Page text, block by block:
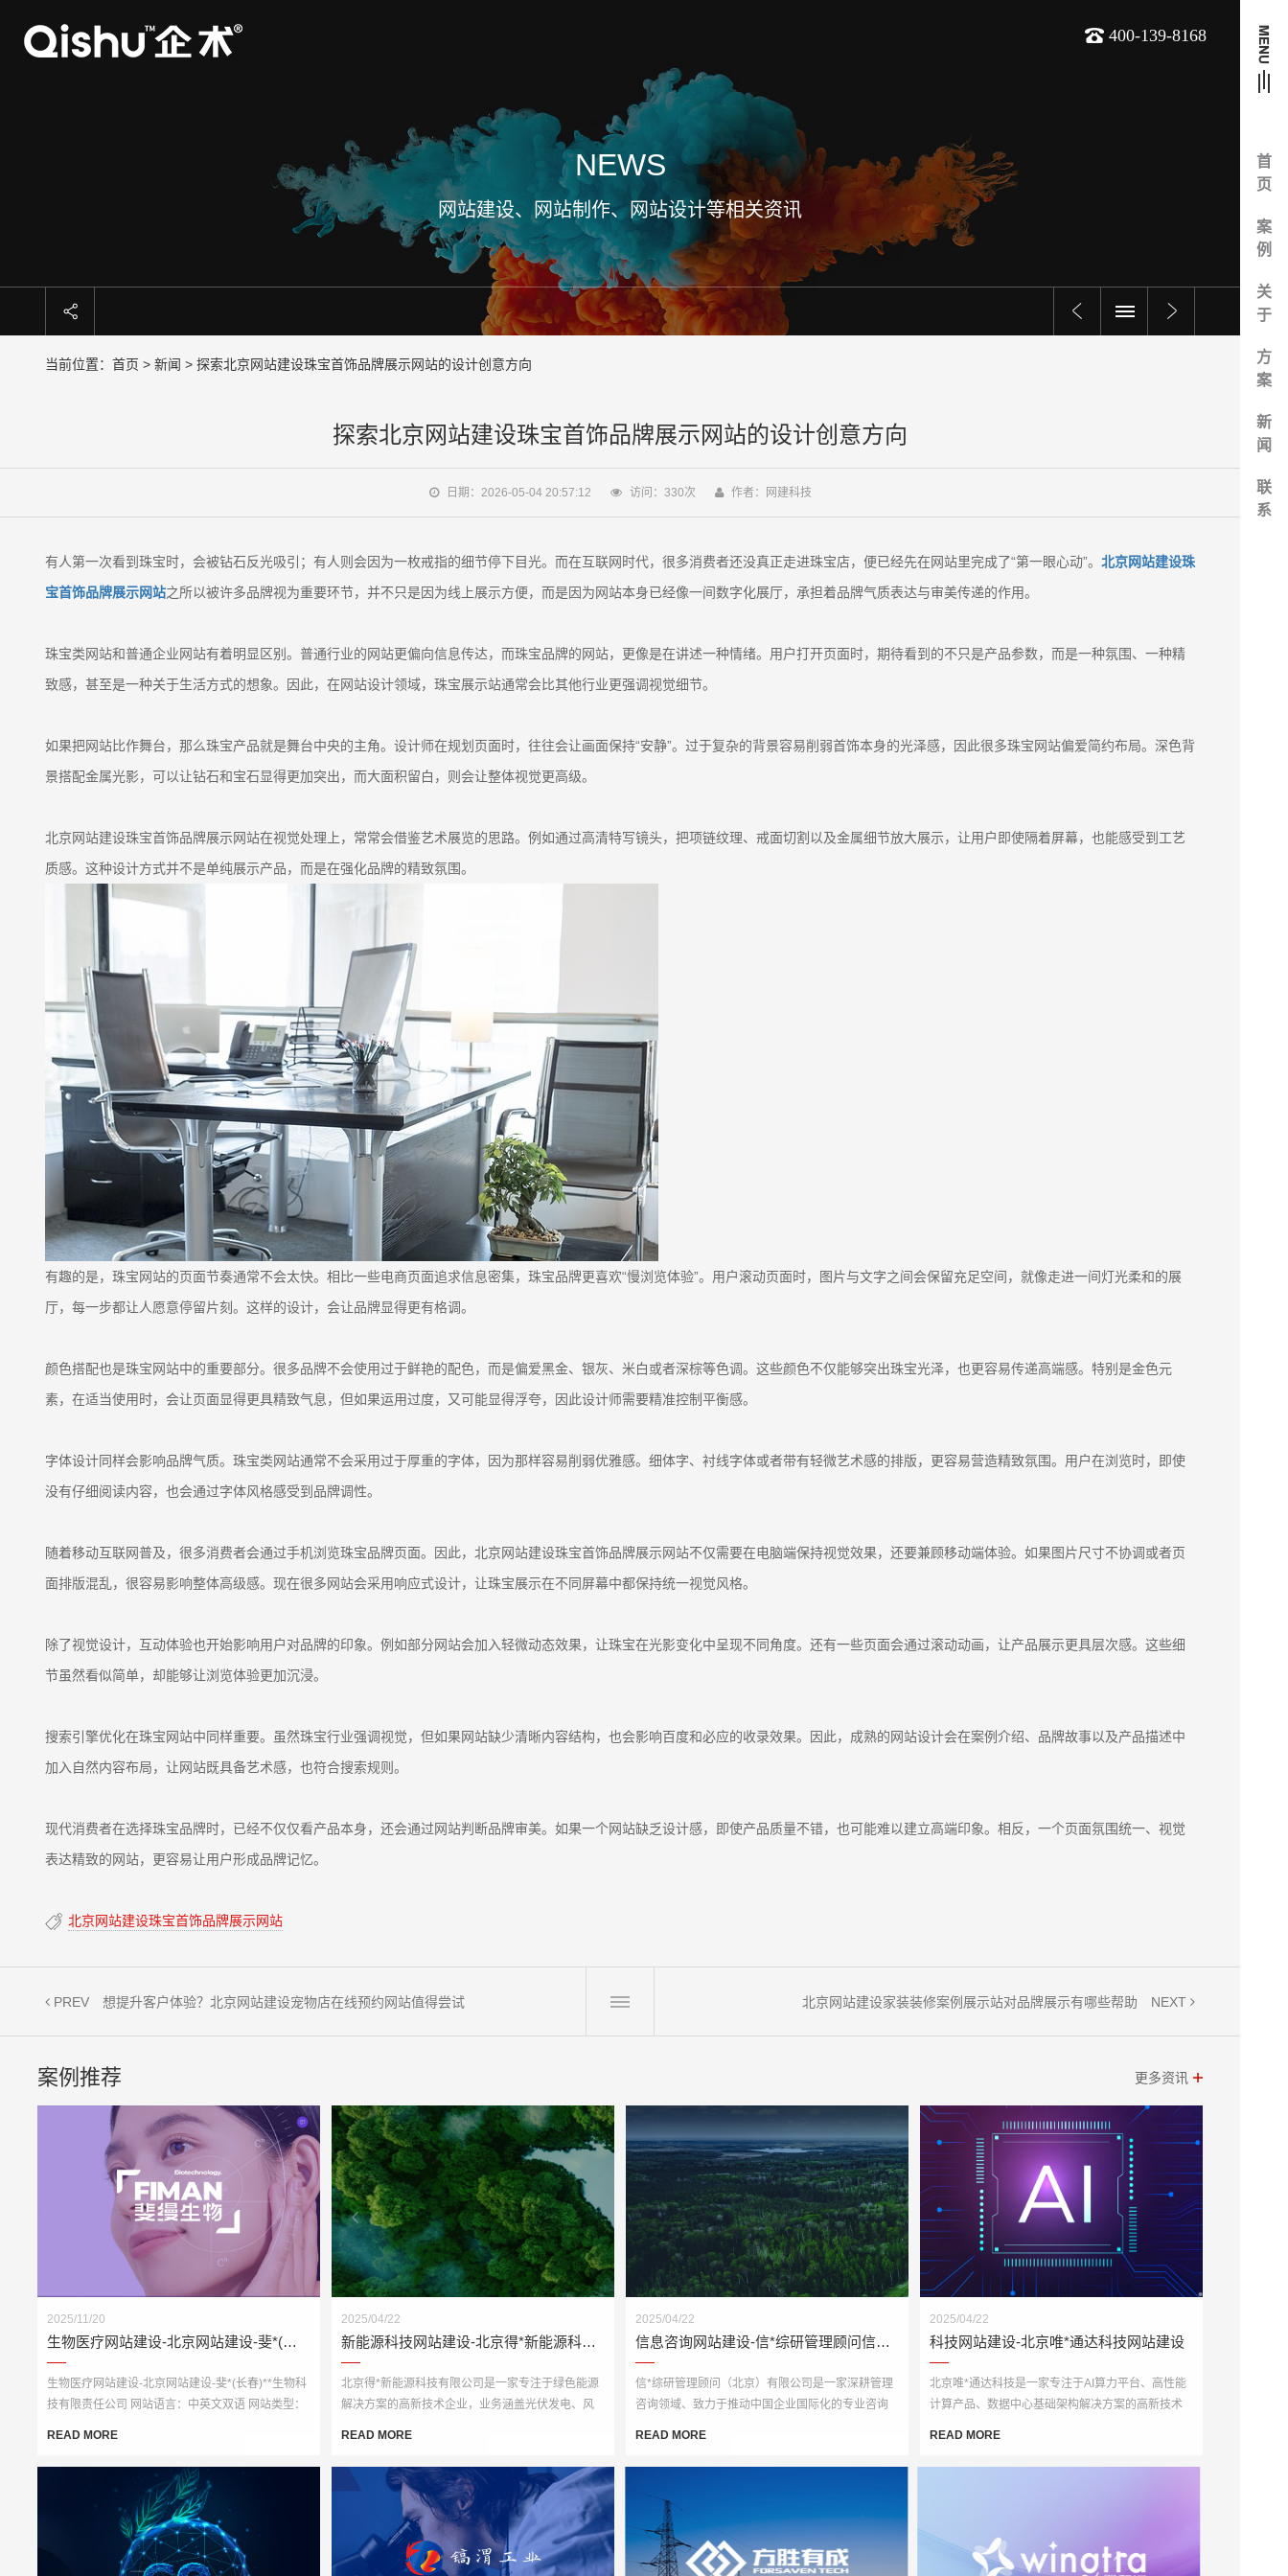
首
页
案
例
关
于
方
案
新
闻
联
系
400-139-8168
NEWS
网站建设、网站制作、网站设计等相关资讯
当前位置： 首页 > 新闻 > 探索北京网站建设珠宝首饰品牌展示网站的设计创意方向
探索北京网站建设珠宝首饰品牌展示网站的设计创意方向
日期：2026-05-04 20:57:12 访问： 330次 作者：网建科技
有人第一次看到珠宝时，会被钻石反光吸引；有人则会因为一枚戒指的细节停下目光。而在互联网时代，很多消费者还没真正走进珠宝店，便已经先在网站里完成了“第一眼心动”。 北京网站建设珠
宝首饰品牌展示网站之所以被许多品牌视为重要环节，并不只是因为线上展示方便，而是因为网站本身已经像一间数字化展厅，承担着品牌气质表达与审美传递的作用。
珠宝类网站和普通企业网站有着明显区别。普通行业的网站更偏向信息传达，而珠宝品牌的网站，更像是在讲述一种情绪。用户打开页面时，期待看到的不只是产品参数，而是一种氛围、一种精
致感，甚至是一种关于生活方式的想象。因此，在网站设计领域，珠宝展示站通常会比其他行业更强调视觉细节。
如果把网站比作舞台，那么珠宝产品就是舞台中央的主角。设计师在规划页面时，往往会让画面保持“安静”。过于复杂的背景容易削弱首饰本身的光泽感，因此很多珠宝网站偏爱简约布局。深色背
景搭配金属光影，可以让钻石和宝石显得更加突出，而大面积留白，则会让整体视觉更高级。
北京网站建设珠宝首饰品牌展示网站在视觉处理上，常常会借鉴艺术展览的思路。例如通过高清特写镜头，把项链纹理、戒面切割以及金属细节放大展示，让用户即使隔着屏幕，也能感受到工艺
质感。这种设计方式并不是单纯展示产品，而是在强化品牌的精致氛围。
有趣的是，珠宝网站的页面节奏通常不会太快。相比一些电商页面追求信息密集，珠宝品牌更喜欢“慢浏览体验”。用户滚动页面时，图片与文字之间会保留充足空间，就像走进一间灯光柔和的展
厅，每一步都让人愿意停留片刻。这样的设计，会让品牌显得更有格调。
颜色搭配也是珠宝网站中的重要部分。很多品牌不会使用过于鲜艳的配色，而是偏爱黑金、银灰、米白或者深棕等色调。这些颜色不仅能够突出珠宝光泽，也更容易传递高端感。特别是金色元
素，在适当使用时，会让页面显得更具精致气息，但如果运用过度，又可能显得浮夸，因此设计师需要精准控制平衡感。
字体设计同样会影响品牌气质。珠宝类网站通常不会采用过于厚重的字体，因为那样容易削弱优雅感。细体字、衬线字体或者带有轻微艺术感的排版，更容易营造精致氛围。用户在浏览时，即使
没有仔细阅读内容，也会通过字体风格感受到品牌调性。
随着移动互联网普及，很多消费者会通过手机浏览珠宝品牌页面。因此，北京网站建设珠宝首饰品牌展示网站不仅需要在电脑端保持视觉效果，还要兼顾移动端体验。如果图片尺寸不协调或者页
面排版混乱，很容易影响整体高级感。现在很多网站会采用响应式设计，让珠宝展示在不同屏幕中都保持统一视觉风格。
除了视觉设计，互动体验也开始影响用户对品牌的印象。例如部分网站会加入轻微动态效果，让珠宝在光影变化中呈现不同角度。还有一些页面会通过滚动动画，让产品展示更具层次感。这些细
节虽然看似简单，却能够让浏览体验更加沉浸。
搜索引擎优化在珠宝网站中同样重要。虽然珠宝行业强调视觉，但如果网站缺少清晰内容结构，也会影响百度和必应的收录效果。因此，成熟的网站设计会在案例介绍、品牌故事以及产品描述中
加入自然内容布局，让网站既具备艺术感，也符合搜索规则。
现代消费者在选择珠宝品牌时，已经不仅仅看产品本身，还会通过网站判断品牌审美。如果一个网站缺乏设计感，即使产品质量不错，也可能难以建立高端印象。相反，一个页面氛围统一、视觉
表达精致的网站，更容易让用户形成品牌记忆。
北京网站建设珠宝首饰品牌展示网站
PREV 想提升客户体验？北京网站建设宠物店在线预约网站值得尝试 NEXT
北京网站建设家装装修案例展示站对品牌展示有哪些帮助
案例推荐 更多资讯
2025/11/20
生物医疗网站建设-北京网站建设-斐*(长春)**生物科技有限责任公司
生物医疗网站建设-北京网站建设-斐*(长春)**生物科
技有限责任公司 网站语言：中英文双语 网站类型：
READ MORE
2025/04/22
新能源科技网站建设-北京得*新能源科技网站建设
北京得*新能源科技有限公司是一家专注于绿色能源
解决方案的高新技术企业，业务涵盖光伏发电、风
一个具备行业专业性与品牌传播力的官网平台。
READ MORE
2025/04/22
信息咨询网站建设-信*综研管理顾问信息咨询网站建设
信*综研管理顾问（北京）有限公司是一家深耕管理
咨询领域、致力于推动中国企业国际化的专业咨询
台，实现从品牌传播到业务承接的数字化升级。
READ MORE
2025/04/22
科技网站建设-北京唯*通达科技网站建设
北京唯*通达科技是一家专注于AI算力平台、高性能
计算产品、数据中心基础架构解决方案的高新技术
功能门户网站。
READ MORE